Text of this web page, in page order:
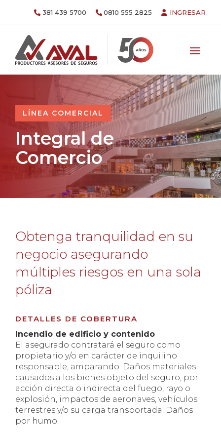
381 439 5700 0810 555 2825 INGRESAR
LÍNEA COMERCIAL
Integral de
Comercio
Obtenga tranquilidad en su
negocio asegurando
múltiples riesgos en una sola
póliza
DETALLES DE COBERTURA
Incendio de edificio y contenido
El asegurado contratará el seguro como
propietario y/o en carácter de inquilino
responsable, amparando: Daños materiales
causados a los bienes objeto del seguro, por
acción directa o indirecta del fuego, rayo o
explosión, impactos de aeronaves, vehículos
terrestres y/o su carga transportada. Daños
por humo.